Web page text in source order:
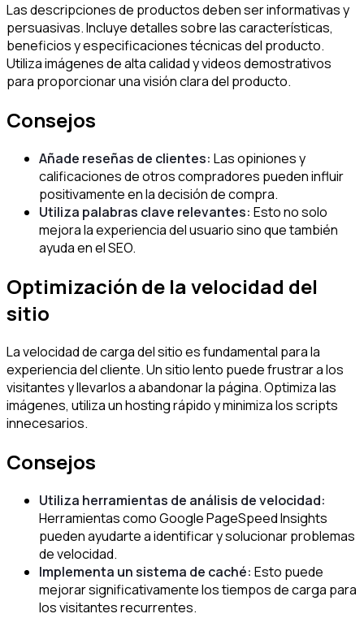
Las descripciones de productos deben ser informativas y
persuasivas. Incluye detalles sobre las características,
beneficios y especificaciones técnicas del producto.
Utiliza imágenes de alta calidad y videos demostrativos
para proporcionar una visión clara del producto.
Consejos
Añade reseñas de clientes: Las opiniones y
calificaciones de otros compradores pueden influir
positivamente en la decisión de compra.
Utiliza palabras clave relevantes: Esto no solo
mejora la experiencia del usuario sino que también
ayuda en el SEO.
Optimización de la velocidad del
sitio
La velocidad de carga del sitio es fundamental para la
experiencia del cliente. Un sitio lento puede frustrar a los
visitantes y llevarlos a abandonar la página. Optimiza las
imágenes, utiliza un hosting rápido y minimiza los scripts
innecesarios.
Consejos
Utiliza herramientas de análisis de velocidad:
Herramientas como Google PageSpeed Insights
pueden ayudarte a identificar y solucionar problemas
de velocidad.
Implementa un sistema de caché: Esto puede
mejorar significativamente los tiempos de carga para
los visitantes recurrentes.